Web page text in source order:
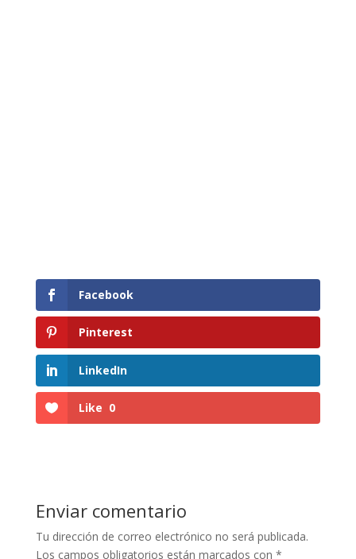
Facebook
Pinterest
LinkedIn
Like 0
Enviar comentario
Tu dirección de correo electrónico no será publicada.
Los campos obligatorios están marcados con *